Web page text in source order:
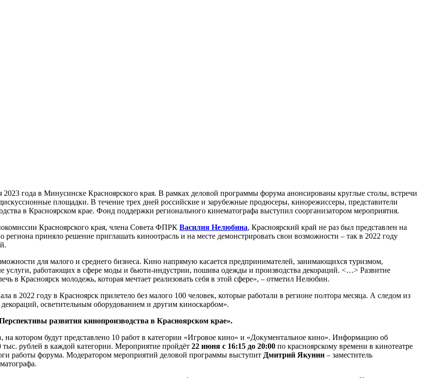
года в Минусинске Красноярского края. В рамках деловой программы форума анонсированы круглые столы, встречи
площадки. В течение трех дней российские и зарубежные продюсеры, кинорежиссеры, представители
в Красноярском крае. Фонд поддержки регионального кинематографа выступил соорганизатором мероприятия.
Красноярского края, члена Совета ФПРК Василия Нелюбина, Красноярский край не раз был представлен на
приняло решение приглашать киноотрасль и на месте демонстрировать свои возможности – так в 2022 году
для малого и среднего бизнеса. Кино напрямую касается предпринимателей, занимающихся туризмом,
работающих в сфере моды и бьюти-индустрии, пошива одежды и производства декораций. <…> Развитие
в Красноярск молодежь, которая мечтает реализовать себя в этой сфере», – отметил Нелюбин.
в 2022 году в Красноярск прилетело без малого 100 человек, которые работали в регионе полтора месяца. А следом из
осветительным оборудованием и другим киноскарбом».
развития кинопроизводства в Красноярском крае».
котором будут представлено 10 работ в категории «Игровое кино» и «Документальное кино». Информацию об
рублей в каждой категории. Мероприятие пройдёт 22 июня с 16:15 до 20:00 по красноярскому времени в кинотеатре
работы форума. Модератором мероприятий деловой программы выступит Дмитрий Якунин – заместитель